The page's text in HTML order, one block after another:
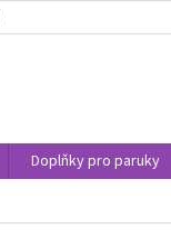
Doplňky pro paruky